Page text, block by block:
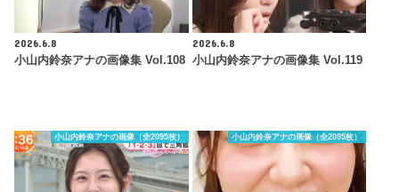
2026.6.8
小山内鈴奈アナの画像集 Vol.108
2026.6.8
小山内鈴奈アナの画像集 Vol.119
小山内鈴奈アナの画像（全2095枚） 小山内鈴奈アナの画像（全2095枚）